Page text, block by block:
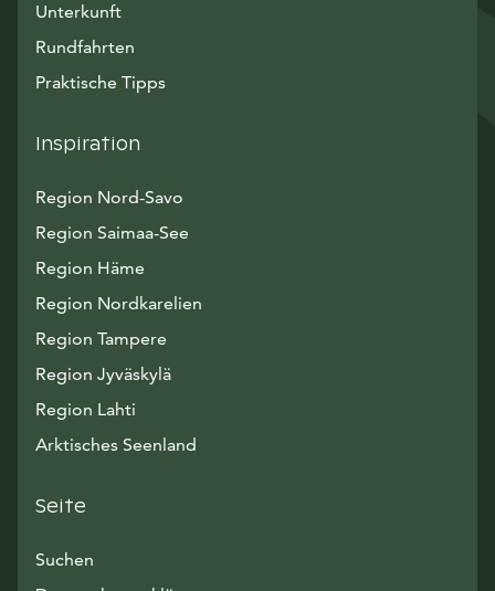
Unterkunft
Rundfahrten
Praktische Tipps
Inspiration
Region Nord-Savo
Region Saimaa-See
Region Häme
Region Nordkarelien
Region Tampere
Region Jyväskylä
Region Lahti
Arktisches Seenland
Seite
Suchen